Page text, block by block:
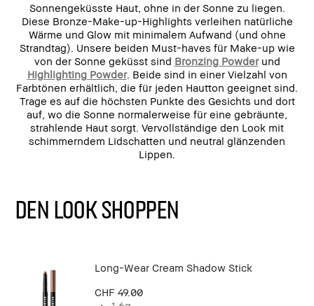
Sonnengeküsste Haut, ohne in der Sonne zu liegen.
Diese Bronze-Make-up-Highlights verleihen natürliche
Wärme und Glow mit minimalem Aufwand (und ohne
Strandtag). Unsere beiden Must-haves für Make-up wie
von der Sonne geküsst sind Bronzing Powderund
Highlighting Powder. Beide sind in einer Vielzahl von
Farbtönen erhältlich, die für jeden Hautton geeignet sind.
Trage es auf die höchsten Punkte des Gesichts und dort
auf, wo die Sonne normalerweise für eine gebräunte,
strahlende Haut sorgt. Vervollständige den Look mit
schimmerndem Lidschatten und neutral glänzenden
Lippen.
DEN LOOK SHOPPEN
Long-Wear Cream Shadow Stick
CHF 49.00